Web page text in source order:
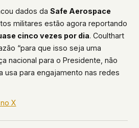
dados da Safe Aerospace
militares estão agora reportando
cinco vezes por dia. Coulthart
“para que isso seja uma
nacional para o Presidente, não
usa para engajamento nas redes
X